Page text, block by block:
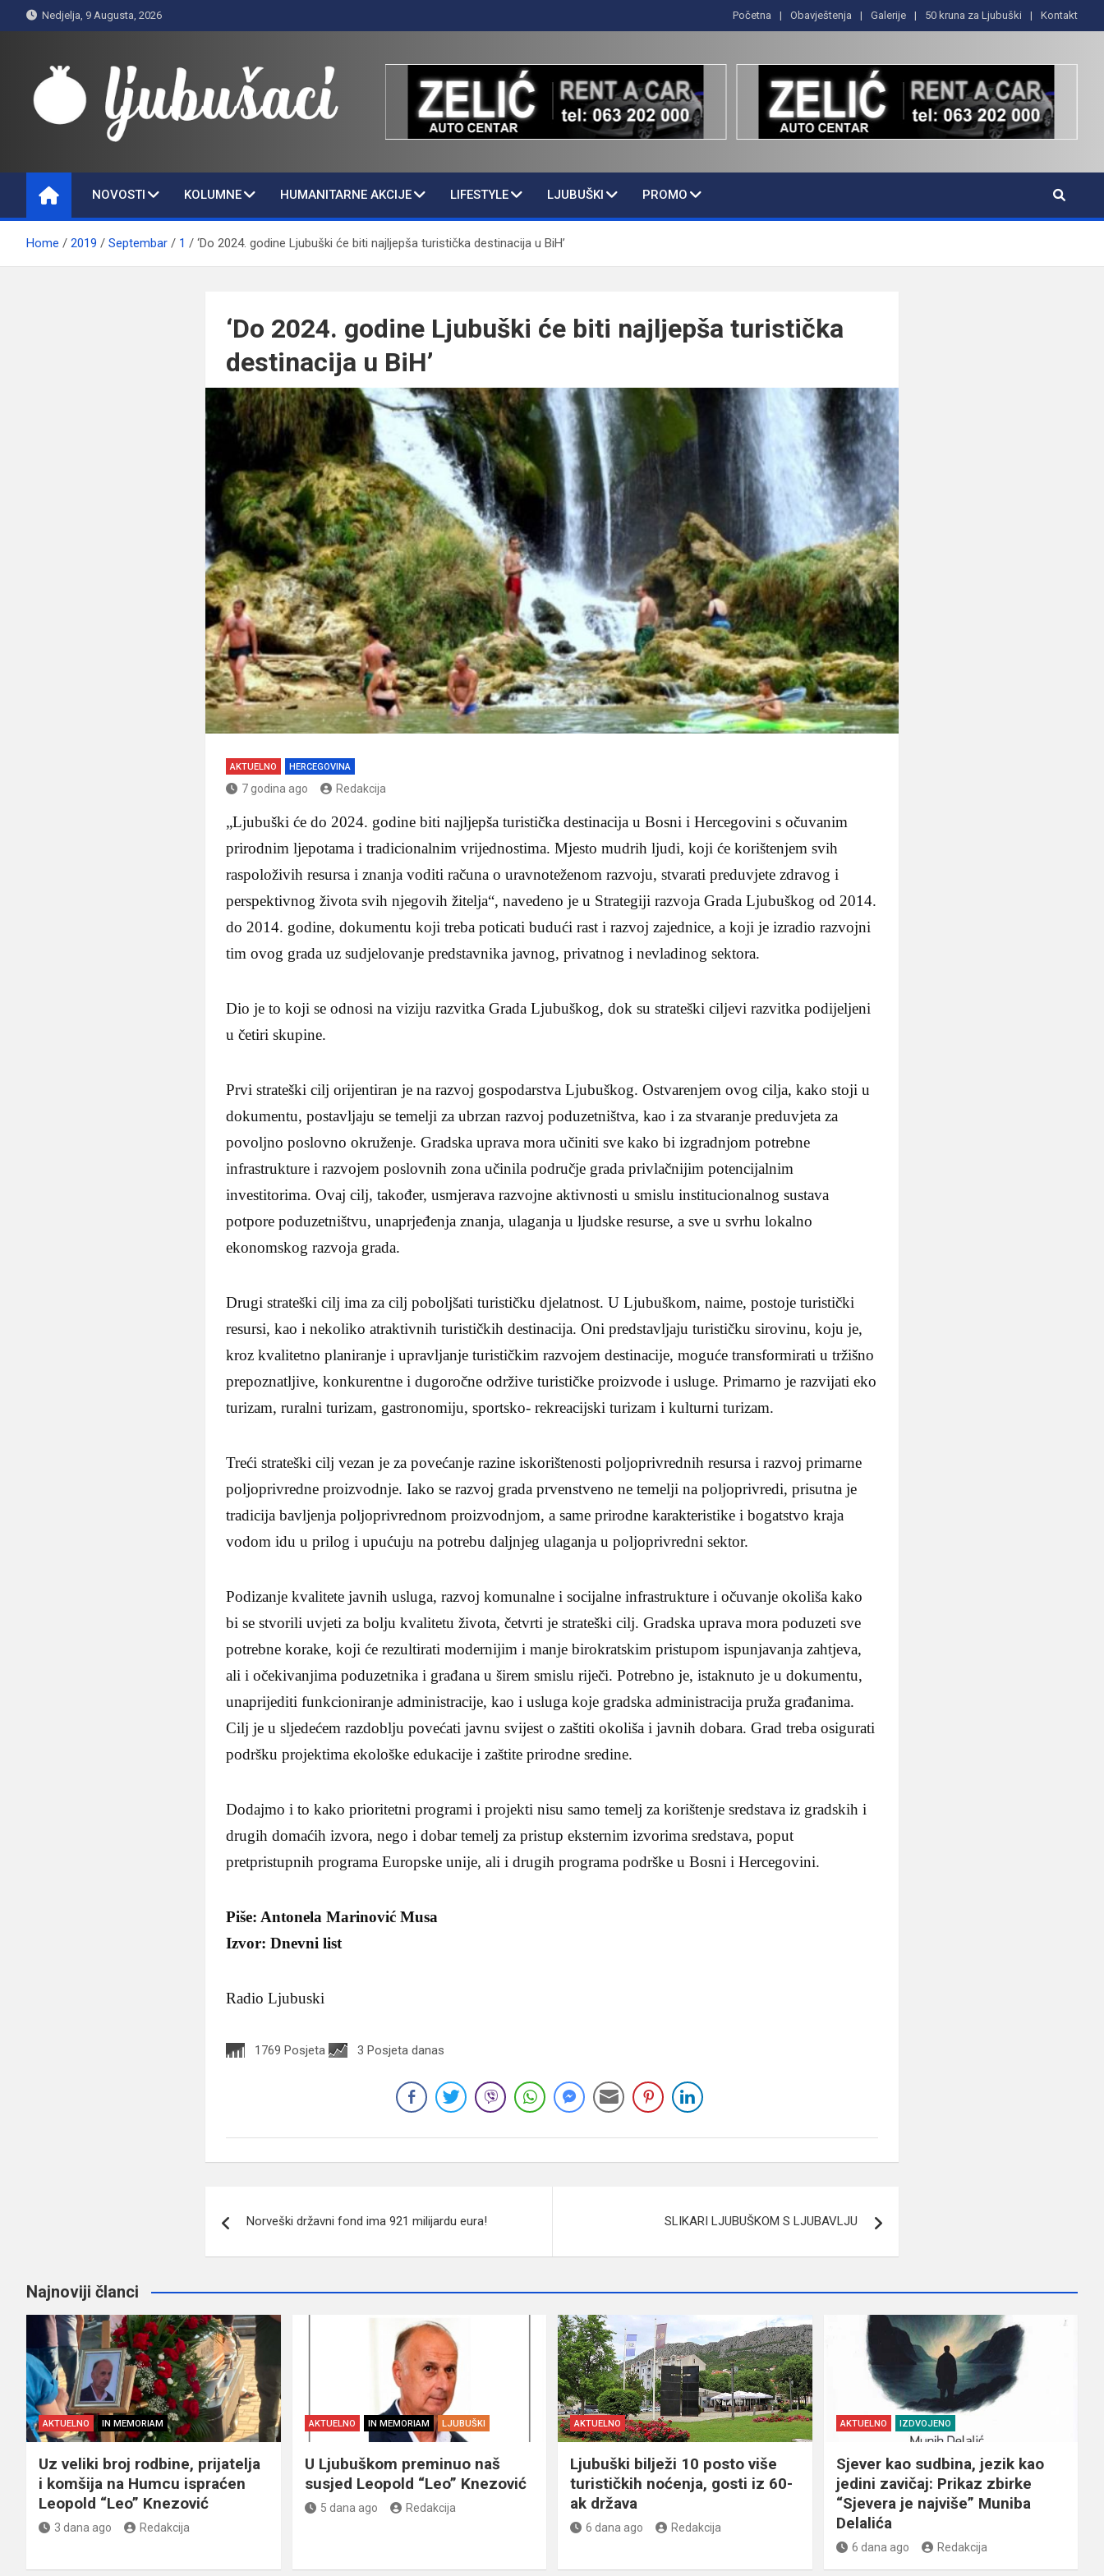
to
Nedjelja, 9 Augusta, 2026 Početna Obavještenja Galerije 50 kruna za Ljubuški Kontakt
Ljubušaci
NOVOSTI KOLUMNE HUMANITARNE AKCIJE LIFESTYLE LJUBUŠKI PROMO
Home 2019 Septembar 1 ‘Do 2024. godine Ljubuški će biti najljepša turistička destinacija u BiH’
‘Do 2024. godine Ljubuški će biti najljepša turistička
destinacija u BiH’
AKTUELNO HERCEGOVINA
7 godina ago Redakcija
„Ljubuški će do 2024. godine biti najljepša turistička destinacija u Bosni i Hercegovini s očuvanim
prirodnim ljepotama i tradicionalnim vrijednostima. Mjesto mudrih ljudi, koji će korištenjem svih
raspoloživih resursa i znanja voditi računa o uravnoteženom razvoju, stvarati preduvjete zdravog i
perspektivnog života svih njegovih žitelja“, navedeno je u Strategiji razvoja Grada Ljubuškog od 2014.
do 2014. godine, dokumentu koji treba poticati budući rast i razvoj zajednice, a koji je izradio razvojni
tim ovog grada uz sudjelovanje predstavnika javnog, privatnog i nevladinog sektora.
Dio je to koji se odnosi na viziju razvitka Grada Ljubuškog, dok su strateški ciljevi razvitka podijeljeni
u četiri skupine.
Prvi strateški cilj orijentiran je na razvoj gospodarstva Ljubuškog. Ostvarenjem ovog cilja, kako stoji u
dokumentu, postavljaju se temelji za ubrzan razvoj poduzetništva, kao i za stvaranje preduvjeta za
povoljno poslovno okruženje. Gradska uprava mora učiniti sve kako bi izgradnjom potrebne
infrastrukture i razvojem poslovnih zona učinila područje grada privlačnijim potencijalnim
investitorima. Ovaj cilj, također, usmjerava razvojne aktivnosti u smislu institucionalnog sustava
potpore poduzetništvu, unaprjeđenja znanja, ulaganja u ljudske resurse, a sve u svrhu lokalno
ekonomskog razvoja grada.
Drugi strateški cilj ima za cilj poboljšati turističku djelatnost. U Ljubuškom, naime, postoje turistički
resursi, kao i nekoliko atraktivnih turističkih destinacija. Oni predstavljaju turističku sirovinu, koju je,
kroz kvalitetno planiranje i upravljanje turističkim razvojem destinacije, moguće transformirati u tržišno
prepoznatljive, konkurentne i dugoročne održive turističke proizvode i usluge. Primarno je razvijati eko
turizam, ruralni turizam, gastronomiju, sportsko- rekreacijski turizam i kulturni turizam.
Treći strateški cilj vezan je za povećanje razine iskorištenosti poljoprivrednih resursa i razvoj primarne
poljoprivredne proizvodnje. Iako se razvoj grada prvenstveno ne temelji na poljoprivredi, prisutna je
tradicija bavljenja poljoprivrednom proizvodnjom, a same prirodne karakteristike i bogatstvo kraja
vodom idu u prilog i upućuju na potrebu daljnjeg ulaganja u poljoprivredni sektor.
Podizanje kvalitete javnih usluga, razvoj komunalne i socijalne infrastrukture i očuvanje okoliša kako
bi se stvorili uvjeti za bolju kvalitetu života, četvrti je strateški cilj. Gradska uprava mora poduzeti sve
potrebne korake, koji će rezultirati modernijim i manje birokratskim pristupom ispunjavanja zahtjeva,
ali i očekivanjima poduzetnika i građana u širem smislu riječi. Potrebno je, istaknuto je u dokumentu,
unaprijediti funkcioniranje administracije, kao i usluga koje gradska administracija pruža građanima.
Cilj je u sljedećem razdoblju povećati javnu svijest o zaštiti okoliša i javnih dobara. Grad treba osigurati
podršku projektima ekološke edukacije i zaštite prirodne sredine.
Dodajmo i to kako prioritetni programi i projekti nisu samo temelj za korištenje sredstava iz gradskih i
drugih domaćih izvora, nego i dobar temelj za pristup eksternim izvorima sredstava, poput
pretpristupnih programa Europske unije, ali i drugih programa podrške u Bosni i Hercegovini.
Piše: Antonela Marinović Musa
Izvor: Dnevni list
Radio Ljubuski
1769 Posjeta 3 Posjeta danas
članaka
Norveški državni fond ima 921 milijardu eura! SLIKARI LJUBUŠKOM S LJUBAVLJU
Najnoviji članci
AKTUELNO IN MEMORIAM
Uz veliki broj rodbine, prijatelja
i komšija na Humcu ispraćen
Leopold “Leo” Knezović
3 dana ago Redakcija
AKTUELNO IN MEMORIAM LJUBUŠKI
U Ljubuškom preminuo naš
susjed Leopold “Leo” Knezović
5 dana ago Redakcija
AKTUELNO
Ljubuški bilježi 10 posto više
turističkih noćenja, gosti iz 60-
ak država
6 dana ago Redakcija
AKTUELNO IZDVOJENO
Sjever kao sudbina, jezik kao
jedini zavičaj: Prikaz zbirke
“Sjevera je najviše” Muniba
Delalića
6 dana ago Redakcija